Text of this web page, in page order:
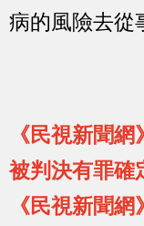
病的風險去從
《民視新聞
被判決有罪確
《民視新聞